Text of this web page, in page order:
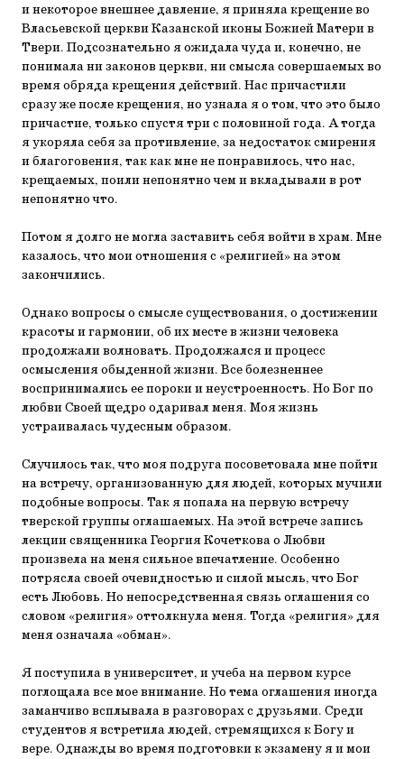
и некоторое внешнее давление, я приняла крещение во
Власьевской церкви Казанской иконы Божией Матери в
Твери. Подсознательно я ожидала чуда и, конечно, не
понимала ни законов церкви, ни смысла совершаемых во
время обряда крещения действий. Нас причастили
сразу же после крещения, но узнала я о том, что это было
причастие, только спустя три с половиной года. А тогда
я укоряла себя за противление, за недостаток смирения
и благоговения, так как мне не понравилось, что нас,
крещаемых, поили непонятно чем и вкладывали в рот
непонятно что.
Потом я долго не могла заставить себя войти в храм. Мне
казалось, что мои отношения с «религией» на этом
закончились.
Однако вопросы о смысле существования, о достижении
красоты и гармонии, об их месте в жизни человека
продолжали волновать. Продолжался и процесс
осмысления обыденной жизни. Все болезненнее
воспринимались ее пороки и неустроенность. Но Бог по
любви Своей щедро одаривал меня. Моя жизнь
устраивалась чудесным образом.
Случилось так, что моя подруга посоветовала мне пойти
на встречу, организованную для людей, которых мучили
подобные вопросы. Так я попала на первую встречу
тверской группы оглашаемых. На этой встрече запись
лекции священника Георгия Кочеткова о Любви
произвела на меня сильное впечатление. Особенно
потрясла своей очевидностью и силой мысль, что Бог
есть Любовь. Но непосредственная связь оглашения со
словом «религия» оттолкнула меня. Тогда «религия» для
меня означала «обман».
Я поступила в университет, и учеба на первом курсе
поглощала все мое внимание. Но тема оглашения иногда
заманчиво всплывала в разговорах с друзьями. Среди
студентов я встретила людей, стремящихся к Богу и
вере. Однажды во время подготовки к экзамену я и мои